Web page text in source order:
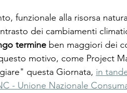
funzionale alla risorsa
dei cambiamenti
termine ben maggiori dei
motivo, come Project
questa Giornata, in
- Unione Nazionale